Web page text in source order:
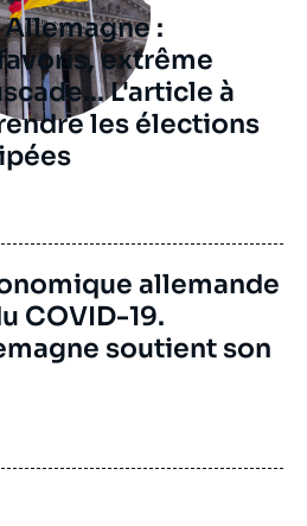
:
extrême
L'article à
les élections
allemande
COVID-19.
soutient son